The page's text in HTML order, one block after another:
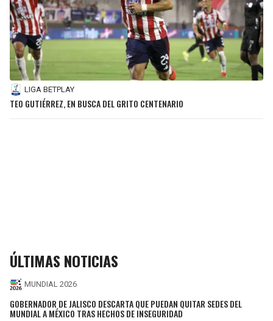
LIGA BETPLAY
TEO GUTIÉRREZ, EN BUSCA DEL GRITO CENTENARIO
ÚLTIMAS NOTICIAS
MUNDIAL 2026
GOBERNADOR DE JALISCO DESCARTA QUE PUEDAN QUITAR SEDES DEL
MUNDIAL A MÉXICO TRAS HECHOS DE INSEGURIDAD